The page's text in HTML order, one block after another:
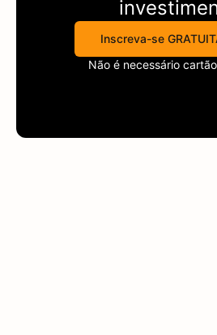
Inscreva-se
Não é necessário